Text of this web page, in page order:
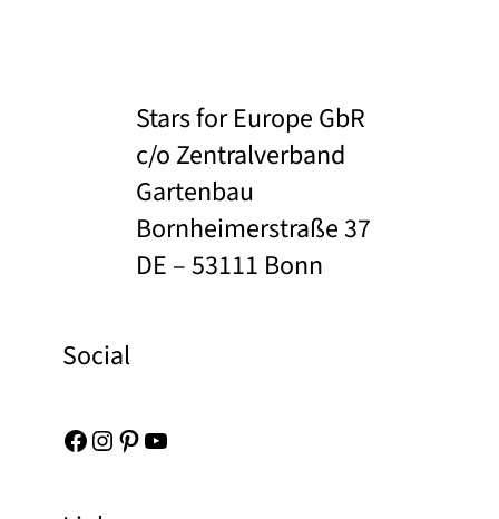
Stars for Europe GbR
c/o Zentralverband
Gartenbau
Bornheimerstraße 37
DE – 53111 Bonn
Social
Facebook Instagram Pinterest YouTube